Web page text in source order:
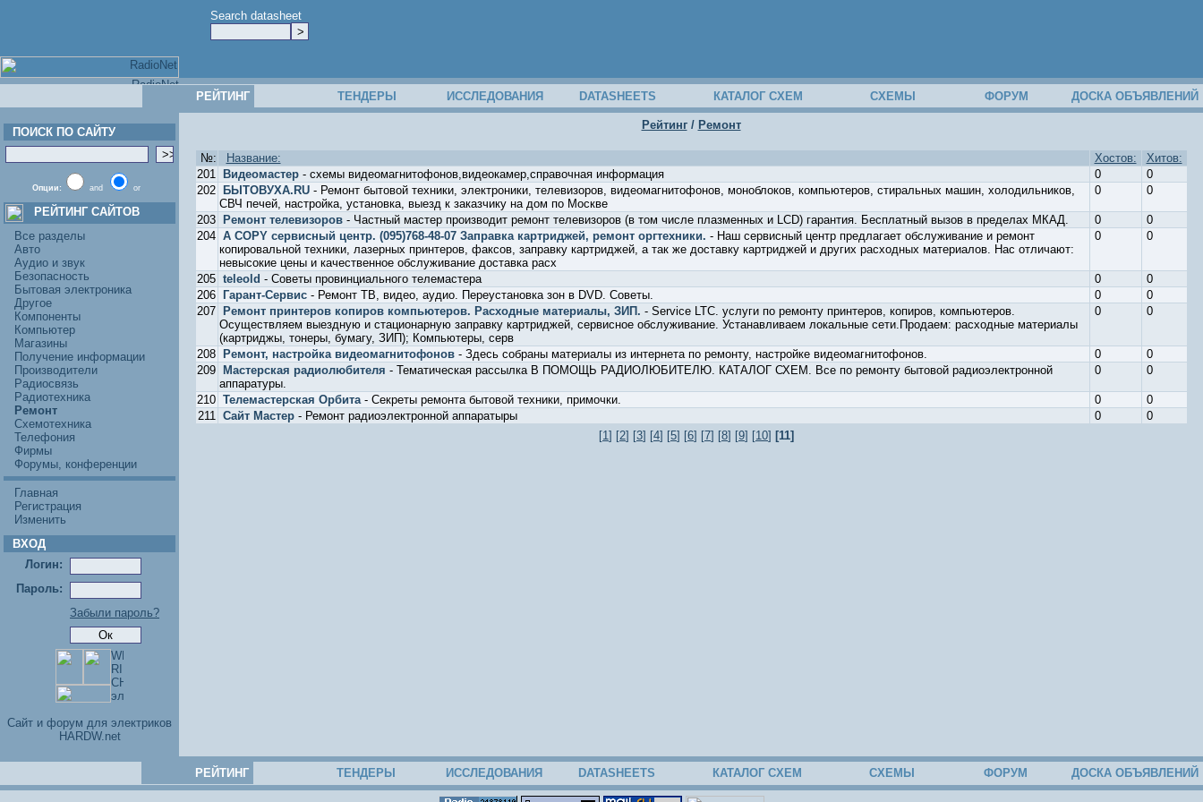
Search datasheet
РЕЙТИНГ ТЕНДЕРЫ ИССЛЕДОВАНИЯ DATASHEETS КАТАЛОГ СХЕМ СХЕМЫ ФОРУМ ДОСКА ОБЪЯВЛЕНИЙ
ПОИСК ПО САЙТУ
Опции: and or
РЕЙТИНГ САЙТОВ
Все разделы
Авто
Аудио и звук
Безопасность
Бытовая электроника
Другое
Компоненты
Компьютер
Магазины
Получение информации
Производители
Радиосвязь
Радиотехника
Ремонт
Схемотехника
Телефония
Фирмы
Форумы, конференции
Главная
Регистрация
Изменить
ВХОД
Логин:
Пароль:
Забыли пароль?
Cайт и форум для электриков
HARDW.net
Рейтинг/ Ремонт
№: Название: Хостов:
Хитов:
201
Видеомастер- схемы видеомагнитофонов,видеокамер,справочная информация 0
0
202
БЫТОВУХА.RU- Ремонт бытовой техники, электроники, телевизоров, видеомагнитофонов, моноблоков, компьютеров, стиральных машин, холодильников,
СВЧ печей, настройка, установка, выезд к заказчику на дом по Москве
0 0
203 Ремонт телевизоров- Частный мастер производит ремонт телевизоров (в том числе плазменных и LCD) гарантия. Бесплатный вызов в пределах МКАД. 0
0
204 A COPY сервисный центр. (095)768-48-07 Заправка картриджей, ремонт оргтехники. - Наш сервисный центр предлагает обслуживание и ремонт
копировальной техники, лазерных принтеров, факсов, заправку картриджей, а так же доставку картриджей и других расходных материалов. Нас отличают:
невысокие цены и качественное обслуживание доставка расх
0 0
205 teleold - Советы провинциального телемастера 0
0
206
Гарант-Сервис- Ремонт ТВ, видео, аудио. Переустановка зон в DVD. Советы. 0
0
207
Ремонт принтеров копиров компьютеров. Расходные материалы, ЗИП. - Service LTC. услуги по ремонту принтеров, копиров, компьютеров.
Осуществляем выездную и стационарную заправку картриджей, сервисное обслуживание. Устанавливаем локальные сети.Продаем: расходные материалы
(картриджы, тонеры, бумагу, ЗИП); Компьютеры, серв
0 0
208 Ремонт, настройка видеомагнитофонов- Здесь собраны материалы из интернета по ремонту, настройке видеомагнитофонов. 0
0
209
Мастерская радиолюбителя - Тематическая рассылка В ПОМОЩЬ РАДИОЛЮБИТЕЛЮ. КАТАЛОГ СХЕМ. Все по ремонту бытовой радиоэлектронной
аппаратуры.
0 0
210 Телемастерская Орбита- Секреты ремонта бытовой техники, примочки. 0
0
211 Сайт Мастер- Ремонт радиоэлектронной аппаратыры 0
0
[1] [2] [3] [4] [5] [6] [7] [8] [9] [10] [11]
РЕЙТИНГ ТЕНДЕРЫ ИССЛЕДОВАНИЯ DATASHEETS КАТАЛОГ СХЕМ СХЕМЫ ФОРУМ ДОСКА ОБЪЯВЛЕНИЙ